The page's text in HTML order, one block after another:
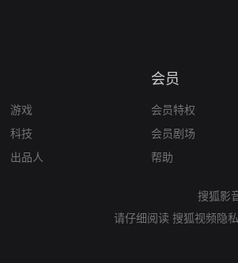
游戏
科技
出品人
会员
会员特权
会员剧场
帮助
搜狐影
请仔细阅读 搜狐视频隐